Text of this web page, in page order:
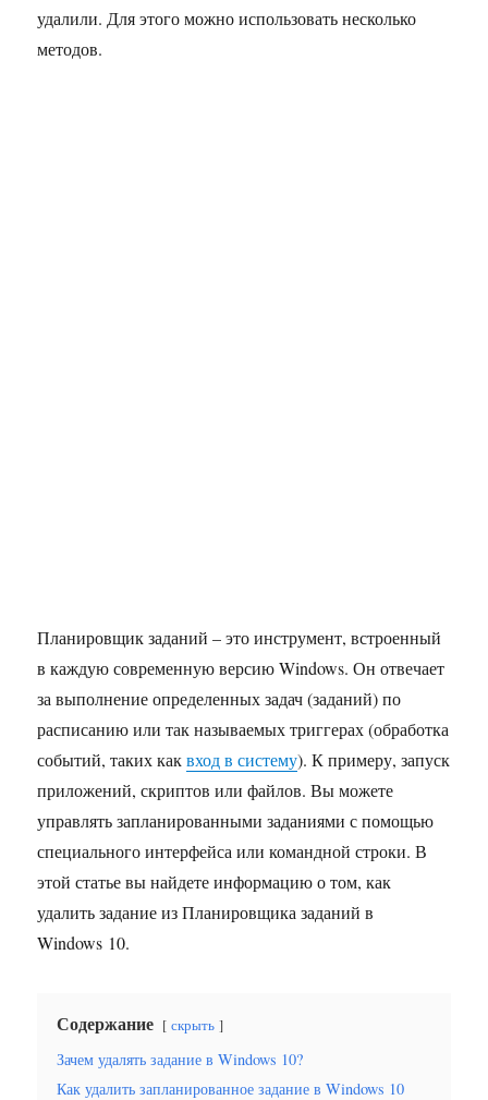
удалили. Для этого можно использовать несколько
методов.
Планировщик заданий – это инструмент, встроенный
в каждую современную версию Windows. Он отвечает
за выполнение определенных задач (заданий) по
расписанию или так называемых триггерах (обработка
событий, таких каквход в систему). К примеру, запуск
приложений, скриптов или файлов. Вы можете
управлять запланированными заданиями с помощью
специального интерфейса или командной строки. В
этой статье вы найдете информацию о том, как
удалить задание из Планировщика заданий в
Windows 10.
Содержание скрыть
Зачем удалять задание в Windows 10?
Как удалить запланированное задание в Windows 10